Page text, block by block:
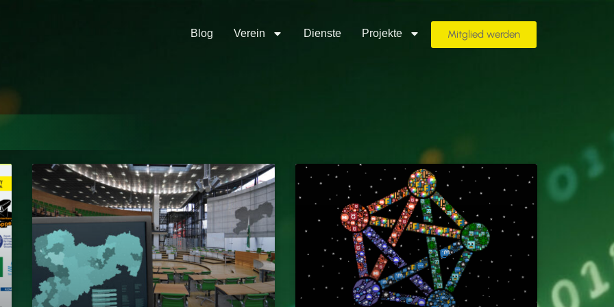
Blog Verein Dienste Projekte Mitglied werden